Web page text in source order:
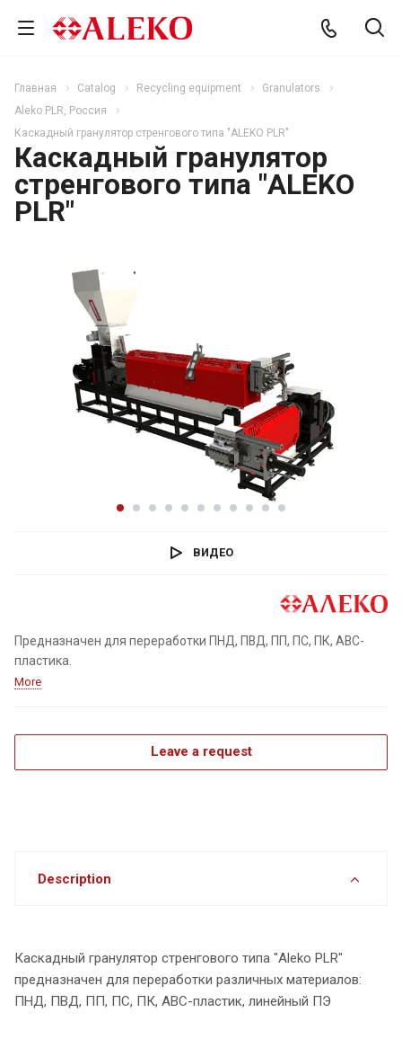
Главная Catalog Recycling equipment
Granulators
Aleko PLR, Россия
Каскадный гранулятор стренгового типа "ALEKO PLR"
Каскадный гранулятор
стренгового типа "ALEKO
PLR"
ВИДЕО
Предназначен для переработки ПНД, ПВД, ПП, ПС, ПК, ABC-
пластика.
More
Leave a request
Description
Каскадный гранулятор стренгового типа "Aleko PLR"
предназначен для переработки различных материалов:
ПНД, ПВД, ПП, ПС, ПК, АВС-пластик, линейный ПЭ